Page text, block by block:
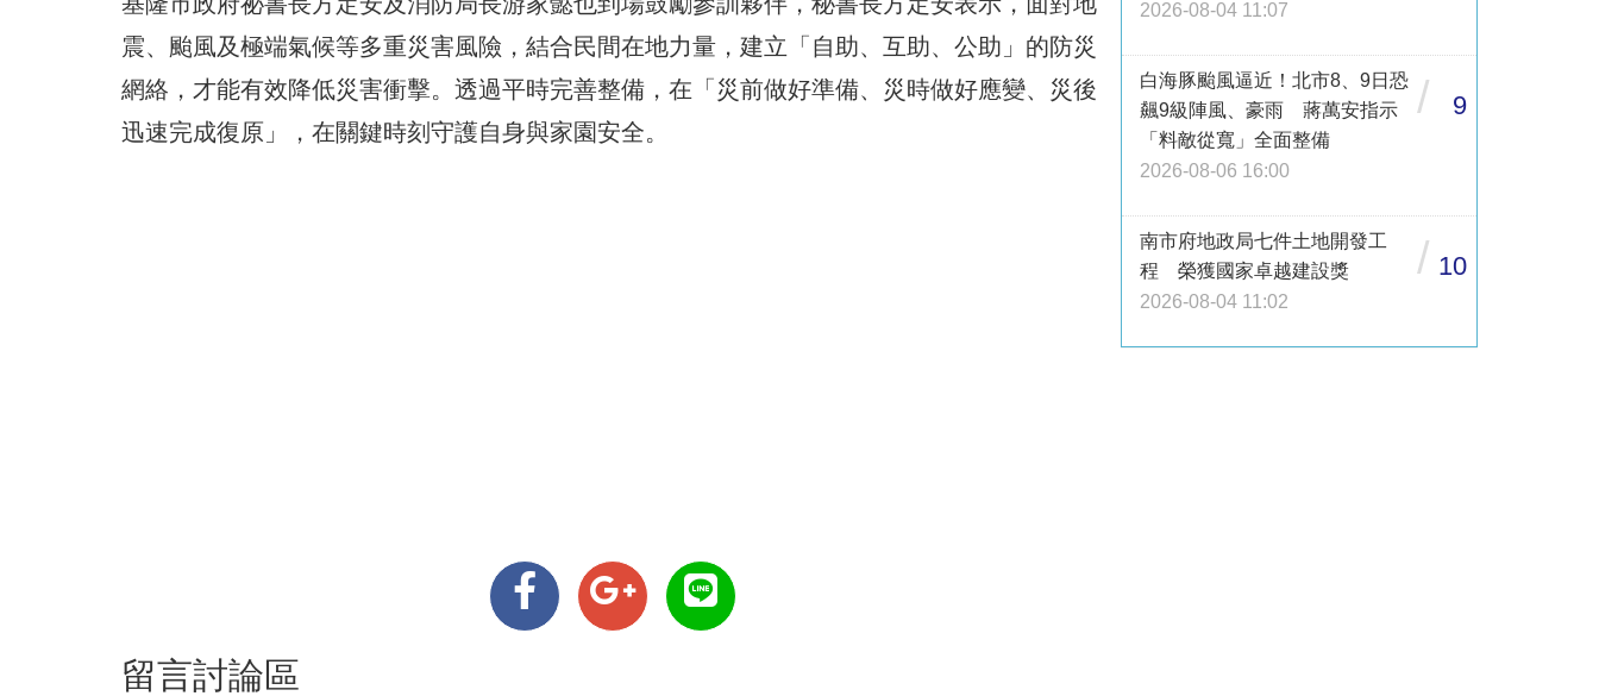
震、颱風及極端氣候等多重災害風險，結合民間在地力量，建立「自助、互助、公助」的防災
網絡，才能有效降低災害衝擊。透過平時完善整備，在「災前做好準備、災時做好應變、災後
迅速完成復原」，在關鍵時刻守護自身與家園安全。
留言討論區
2026-08-04 11:07
白海豚颱風逼近！北市8、9日恐
飆9級陣風、豪雨 蔣萬安指示
「料敵從寬」全面整備
2026-08-06 16:00
/ 9
南市府地政局七件土地開發工
程 榮獲國家卓越建設獎
2026-08-04 11:02
/ 10